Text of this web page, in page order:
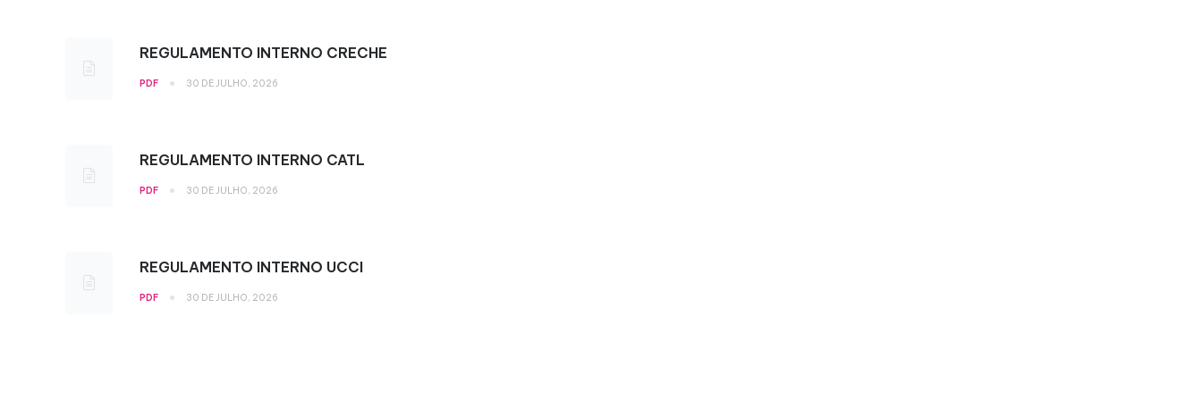
REGULAMENTO INTERNO CRECHE
PDF • 30 DE JULHO, 2026
REGULAMENTO INTERNO CATL
PDF • 30 DE JULHO, 2026
REGULAMENTO INTERNO UCCI
PDF • 30 DE JULHO, 2026